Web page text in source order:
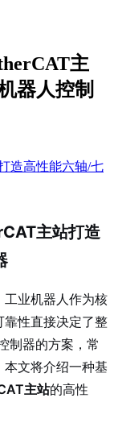
主
器人控制
主站打造
业机器人作为核
性直接决定了整
制器的方案，常
文将介绍一种基
主站的高性